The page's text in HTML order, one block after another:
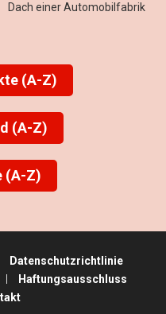
Dach einer Automobilfabrik
(A-Z)
(A-Z)
(A-Z)
Datenschutzrichtlinie
Haftungsausschluss